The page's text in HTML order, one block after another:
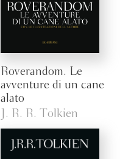
Roverandom. Le
avventure di un cane
alato
J. R. R. Tolkien